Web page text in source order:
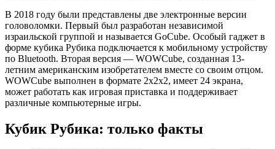
В 2018 году были представлены две электронные версии
головоломки. Первый был разработан независимой
израильской группой и называется GoCube. Особый гаджет в
форме кубика Рубика подключается к мобильному устройству
по Bluetooth. Вторая версия — WOWCube, созданная 13-
летним американским изобретателем вместе со своим отцом.
WOWCube выполнен в формате 2x2x2, имеет 24 экрана,
может работать как игровая приставка и поддерживает
различные компьютерные игры.
Кубик Рубика: только факты